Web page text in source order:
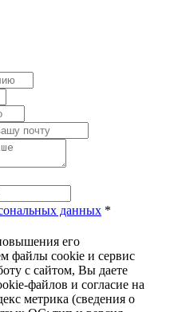
данных *
его
файлы cookie и сервис
с сайтом, Вы даете
файлов и согласие на
метрика (сведения о